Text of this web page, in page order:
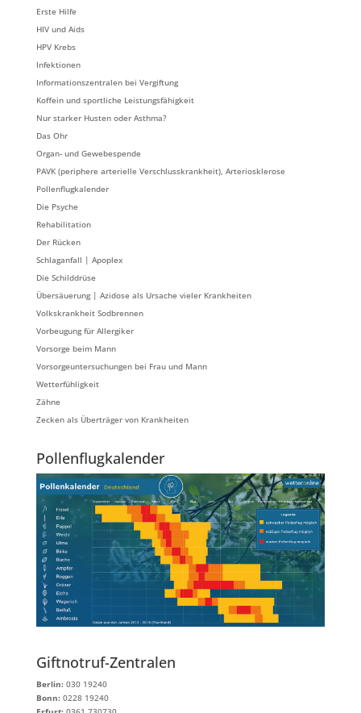
Erste Hilfe
HIV und Aids
HPV Krebs
Infektionen
Informationszentralen bei Vergiftung
Koffein und sportliche Leistungsfähigkeit
Nur starker Husten oder Asthma?
Das Ohr
Organ- und Gewebespende
PAVK (periphere arterielle Verschlusskrankheit), Arteriosklerose
Pollenflugkalender
Die Psyche
Rehabilitation
Der Rücken
Schlaganfall | Apoplex
Die Schilddrüse
Übersäuerung | Azidose als Ursache vieler Krankheiten
Volkskrankheit Sodbrennen
Vorbeugung für Allergiker
Vorsorge beim Mann
Vorsorgeuntersuchungen bei Frau und Mann
Wetterfühligkeit
Zähne
Zecken als Überträger von Krankheiten
Pollenflugkalender
Giftnotruf-Zentralen
Berlin:030 19240
Bonn:0228 19240